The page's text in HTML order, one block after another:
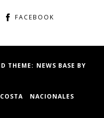
FACEBOOK
THEME: NEWS BASE BY
NACIONALES